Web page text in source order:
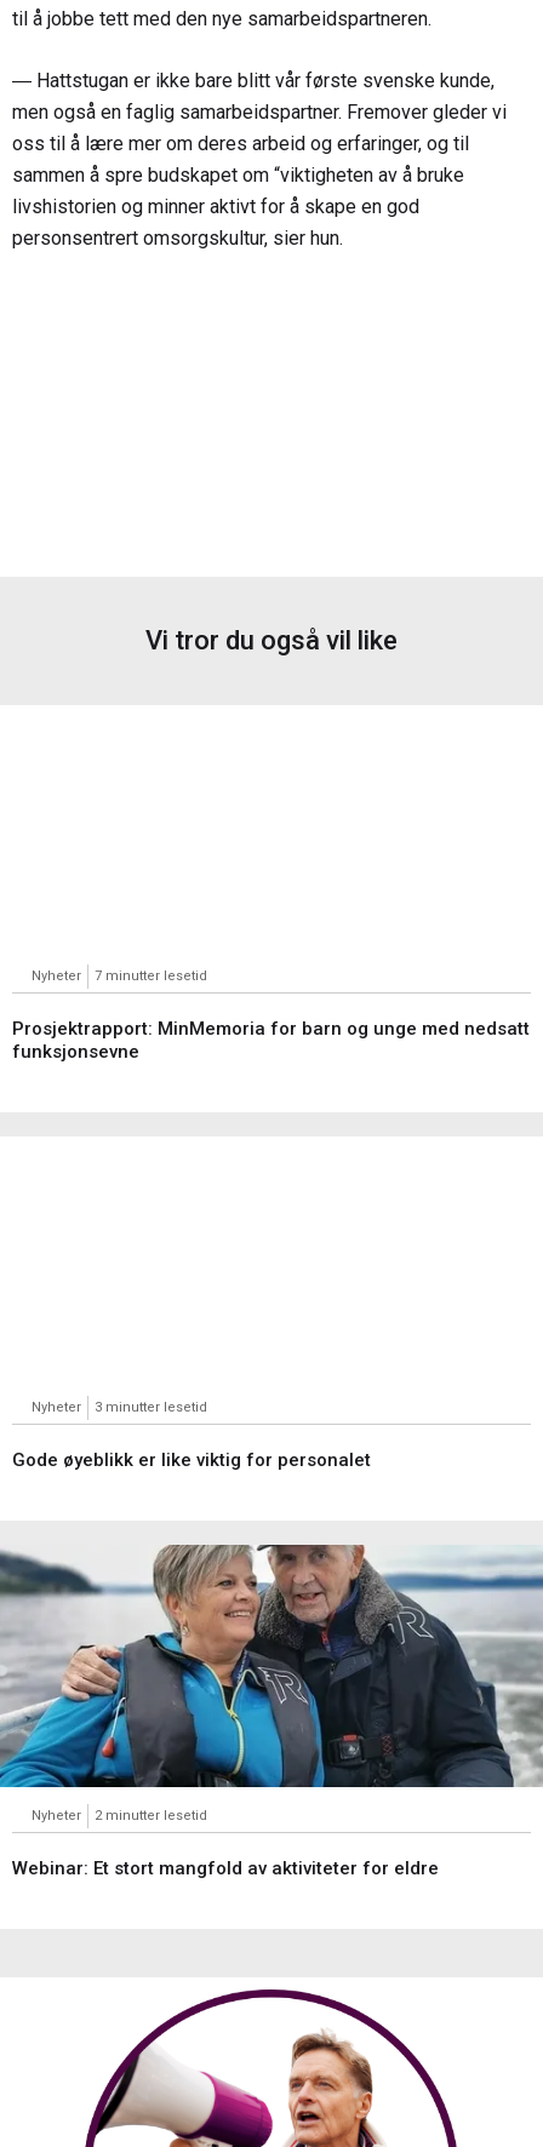
til å jobbe tett med den nye samarbeidspartneren.
― Hattstugan er ikke bare blitt vår første svenske kunde,
men også en faglig samarbeidspartner. Fremover gleder vi
oss til å lære mer om deres arbeid og erfaringer, og til
sammen å spre budskapet om “viktigheten av å bruke
livshistorien og minner aktivt for å skape en god
personsentrert omsorgskultur, sier hun.
Vi tror du også vil like
Nyheter 7 minutter lesetid
Prosjektrapport: MinMemoria for barn og unge med nedsatt
funksjonsevne
Nyheter 3 minutter lesetid
Gode øyeblikk er like viktig for personalet
Nyheter 2 minutter lesetid
Webinar: Et stort mangfold av aktiviteter for eldre